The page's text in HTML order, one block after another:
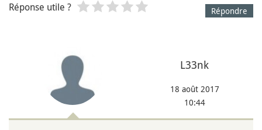
Répondre
Réponse utile ?
L33nk
18 août 2017
10:44